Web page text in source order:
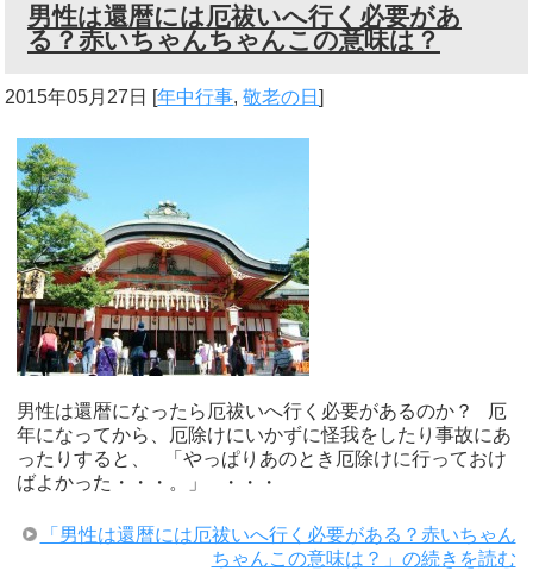
男性は還暦には厄祓いへ行く必要があ
る？赤いちゃんちゃんこの意味は？
2015年05月27日 [年中行事,敬老の日]
男性は還暦になったら厄祓いへ行く必要があるのか？ 厄
年になってから、厄除けにいかずに怪我をしたり事故にあ
ったりすると、 「やっぱりあのとき厄除けに行っておけ
ばよかった・・・。」 ・・・
「男性は還暦には厄祓いへ行く必要がある？赤いちゃん
ちゃんこの意味は？」の続きを読む